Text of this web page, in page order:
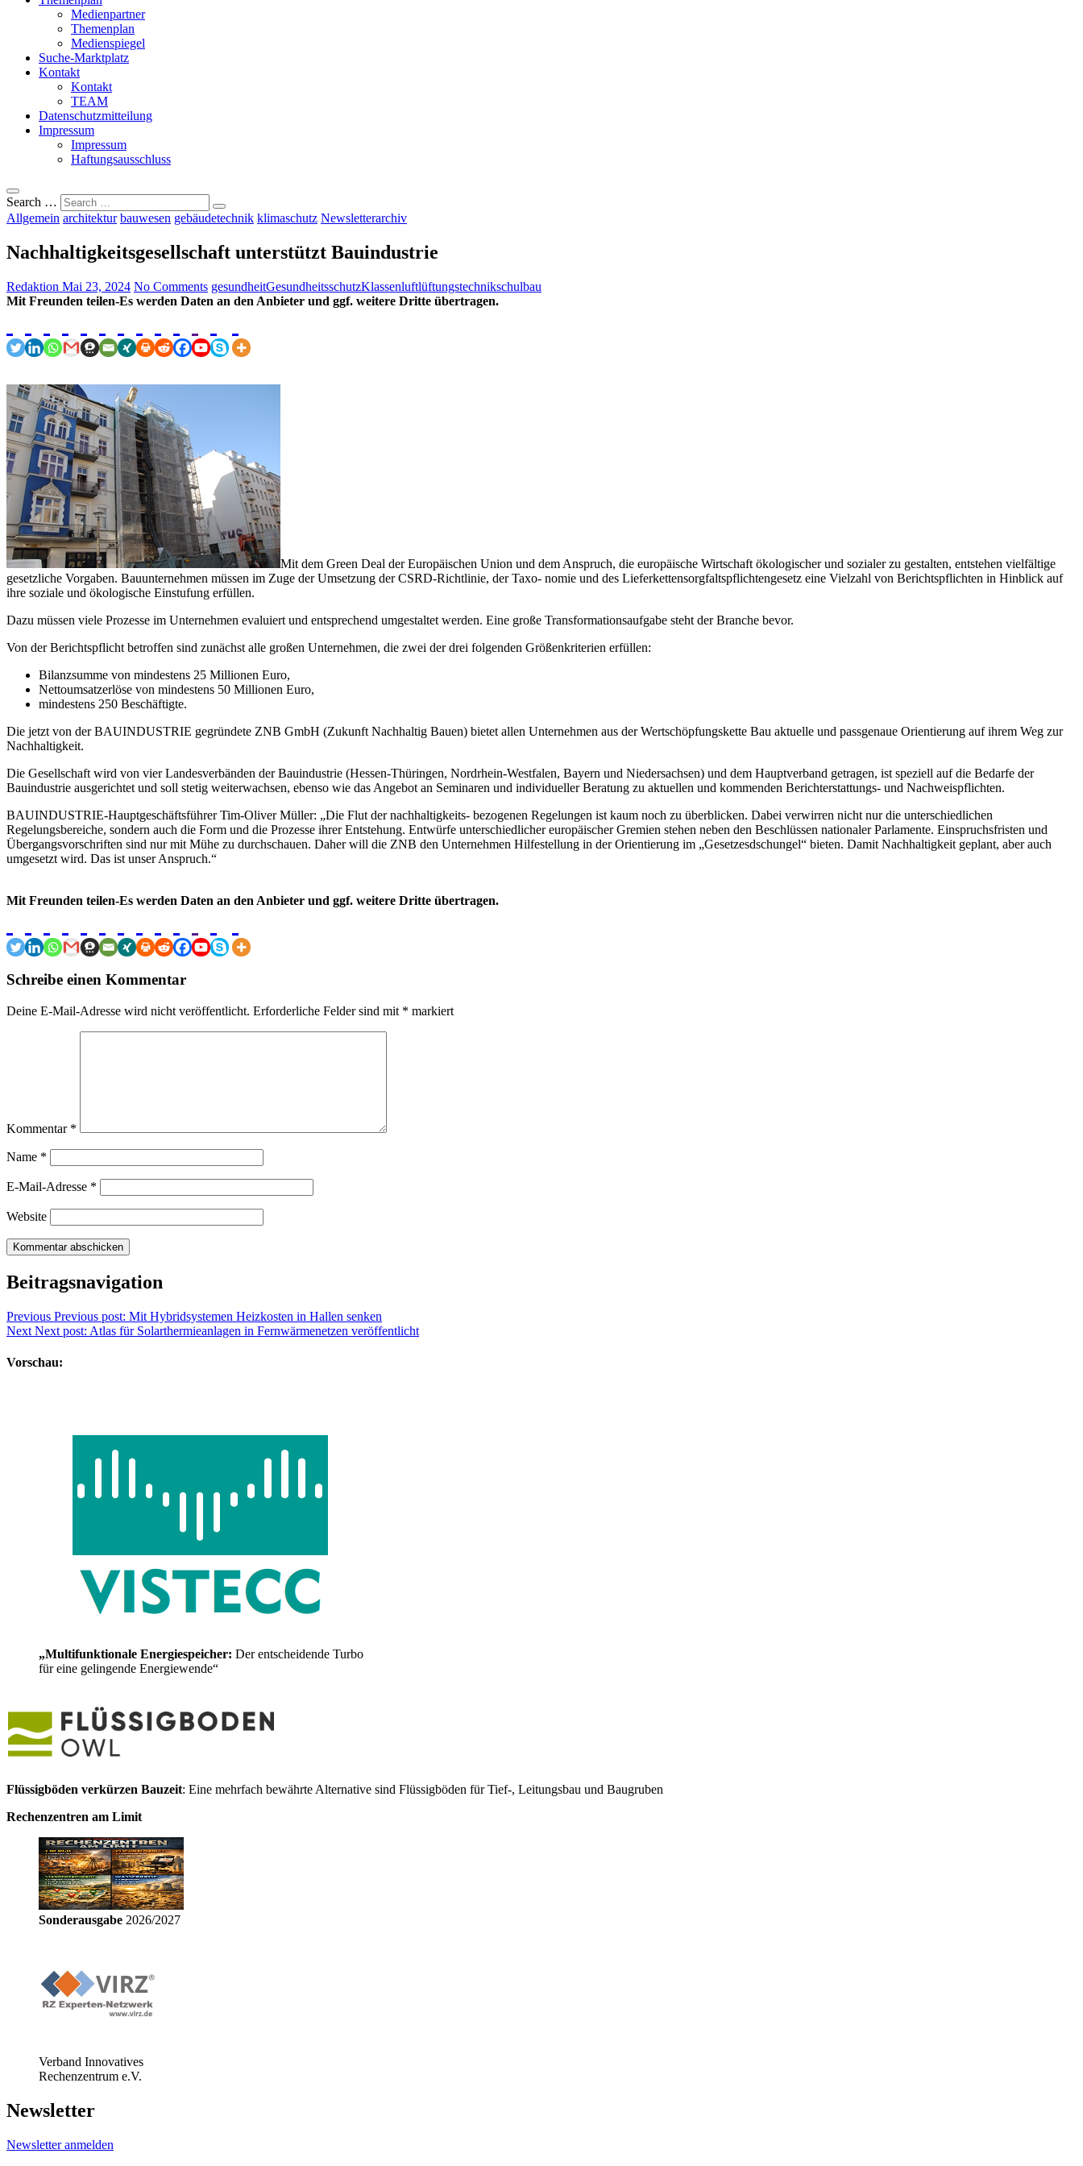
Medienpartner
Themenplan
Medienspiegel
Suche-Marktplatz
Kontakt
Kontakt
TEAM
Datenschutzmitteilung
Impressum
Impressum
Haftungsausschluss
Search …
Allgemein architektur bauwesen gebäudetechnik klimaschutz Newsletterarchiv
Nachhaltigkeitsgesellschaft unterstützt Bauindustrie
Redaktion Mai 23, 2024 No Comments gesundheitGesundheitsschutzKlassenluftlüftungstechnikschulbau
Mit Freunden teilen-Es werden Daten an den Anbieter und ggf. weitere Dritte übertragen.
Mit dem Green Deal der Europäischen Union und dem Anspruch, die europäische Wirtschaft ökologischer und sozialer zu gestalten, entstehen vielfältige
gesetzliche Vorgaben. Bauunternehmen müssen im Zuge der Umsetzung der CSRD-Richtlinie, der Taxo- nomie und des Lieferkettensorgfaltspflichtengesetz eine Vielzahl von Berichtspflichten in Hinblick auf
ihre soziale und ökologische Einstufung erfüllen.
Dazu müssen viele Prozesse im Unternehmen evaluiert und entsprechend umgestaltet werden. Eine große Transformationsaufgabe steht der Branche bevor.
Von der Berichtspflicht betroffen sind zunächst alle großen Unternehmen, die zwei der drei folgenden Größenkriterien erfüllen:
Bilanzsumme von mindestens 25 Millionen Euro,
Nettoumsatzerlöse von mindestens 50 Millionen Euro,
mindestens 250 Beschäftigte.
Die jetzt von der BAUINDUSTRIE gegründete ZNB GmbH (Zukunft Nachhaltig Bauen) bietet allen Unternehmen aus der Wertschöpfungskette Bau aktuelle und passgenaue Orientierung auf ihrem Weg zur
Nachhaltigkeit.
Die Gesellschaft wird von vier Landesverbänden der Bauindustrie (Hessen-Thüringen, Nordrhein-Westfalen, Bayern und Niedersachsen) und dem Hauptverband getragen, ist speziell auf die Bedarfe der
Bauindustrie ausgerichtet und soll stetig weiterwachsen, ebenso wie das Angebot an Seminaren und individueller Beratung zu aktuellen und kommenden Berichterstattungs- und Nachweispflichten.
BAUINDUSTRIE-Hauptgeschäftsführer Tim-Oliver Müller: „Die Flut der nachhaltigkeits- bezogenen Regelungen ist kaum noch zu überblicken. Dabei verwirren nicht nur die unterschiedlichen
Regelungsbereiche, sondern auch die Form und die Prozesse ihrer Entstehung. Entwürfe unterschiedlicher europäischer Gremien stehen neben den Beschlüssen nationaler Parlamente. Einspruchsfristen und
Übergangsvorschriften sind nur mit Mühe zu durchschauen. Daher will die ZNB den Unternehmen Hilfestellung in der Orientierung im „Gesetzesdschungel“ bieten. Damit Nachhaltigkeit geplant, aber auch
umgesetzt wird. Das ist unser Anspruch.“
Mit Freunden teilen-Es werden Daten an den Anbieter und ggf. weitere Dritte übertragen.
Schreibe einen Kommentar
Deine E-Mail-Adresse wird nicht veröffentlicht. Erforderliche Felder sind mit * markiert
Kommentar *
Name *
E-Mail-Adresse *
Website
Beitragsnavigation
Previous Previous post: Mit Hybridsystemen Heizkosten in Hallen senken
Next Next post: Atlas für Solarthermieanlagen in Fernwärmenetzen veröffentlicht
Vorschau:
„Multifunktionale Energiespeicher: Der entscheidende Turbo
für eine gelingende Energiewende“
Flüssigböden verkürzen Bauzeit: Eine mehrfach bewährte Alternative sind Flüssigböden für Tief-, Leitungsbau und Baugruben
Rechenzentren am Limit
Sonderausgabe 2026/2027
Verband Innovatives
Rechenzentrum e.V.
Newsletter
Newsletter anmelden